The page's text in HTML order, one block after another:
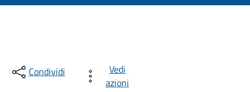
Condividi
Vedi
azioni